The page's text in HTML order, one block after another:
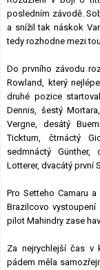
posledním závodě.
a snížil tak náskok
tedy rozhodne mezi
Do prvního závodu
Rowland, který
druhé pozice
Dennis, šestý
Vergne, desátý
Ticktum, čtrnáctý
sedmnáctý Günther,
Lotterer, dvacátý první
Pro Setteho Camaru
Brazilcovo
pilot Mahindry zase
Za nejrychlejší čas v
pádem měla